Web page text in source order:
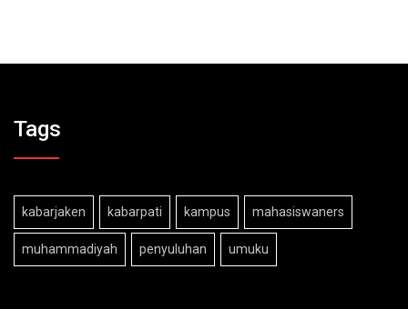
Tags
kabarjaken kabarpati kampus mahasiswaners
muhammadiyah penyuluhan umuku